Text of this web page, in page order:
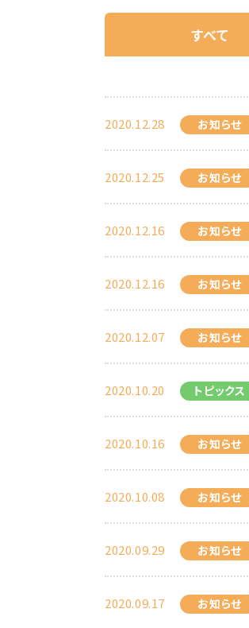
すべて
2020.12.28 お知らせ
2020.12.25 お知らせ
2020.12.16 お知らせ
2020.12.16 お知らせ
2020.12.07 お知らせ
2020.10.20 トピックス
2020.10.16 お知らせ
2020.10.08 お知らせ
2020.09.29 お知らせ
2020.09.17 お知らせ